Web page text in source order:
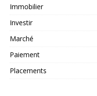
Immobilier
Investir
Marché
Paiement
Placements